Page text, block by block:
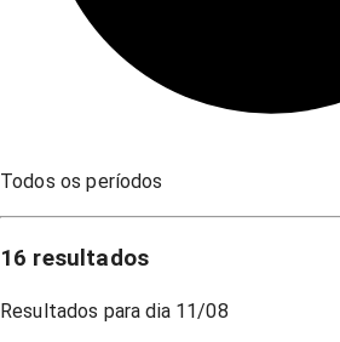
Todos os períodos
16 resultados
Resultados para dia 11/08